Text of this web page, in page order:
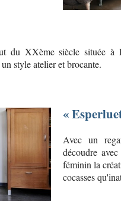
du XXème siècle située à
style atelier et brocante.
«
Avec un
découdre
féminin la
cocasses